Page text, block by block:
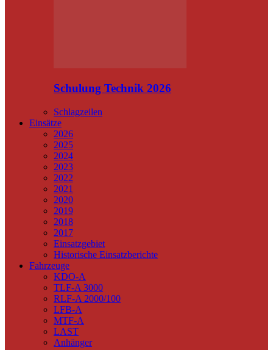
Schulung Technik 2026
Schlagzeilen
Einsätze
2026
2025
2024
2023
2022
2021
2020
2019
2018
2017
Einsatzgebiet
Historische Einsatzberichte
Fahrzeuge
KDO-A
TLF-A 3000
RLF-A 2000/100
LFB-A
MTF-A
LAST
Anhänger